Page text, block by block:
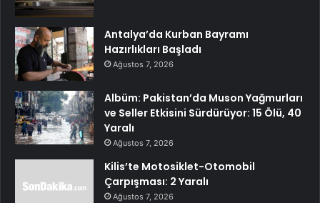
Antalya’da Kurban Bayramı
Hazırlıkları Başladı
Ağustos 7, 2026
Albüm: Pakistan’da Muson Yağmurları
ve Seller Etkisini Sürdürüyor: 15 Ölü, 40
Yaralı
Ağustos 7, 2026
Kilis’te Motosiklet-Otomobil
Çarpışması: 2 Yaralı
Ağustos 7, 2026